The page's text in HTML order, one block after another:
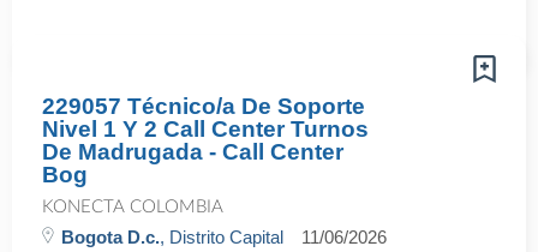
229057 Técnico/a De Soporte
Nivel 1 Y 2 Call Center Turnos
De Madrugada - Call Center
Bog
KONECTA COLOMBIA
Bogota D.c., Distrito Capital 11/06/2026